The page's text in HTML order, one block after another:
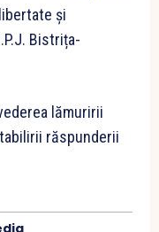
și
Bistrița-
lămuririi
răspunderii